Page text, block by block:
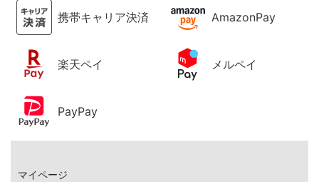
携帯キャリア決済 AmazonPay
楽天ペイ メルペイ
PayPay
マイページ